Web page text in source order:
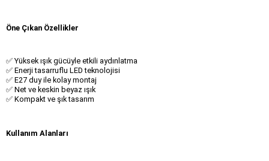
Öne Çıkan Özellikler
✅ Yüksek ışık gücüyle etkili aydınlatma
✅ Enerji tasarruflu LED teknolojisi
✅ E27 duy ile kolay montaj
✅ Net ve keskin beyaz ışık
✅ Kompakt ve şık tasarım
Kullanım Alanları